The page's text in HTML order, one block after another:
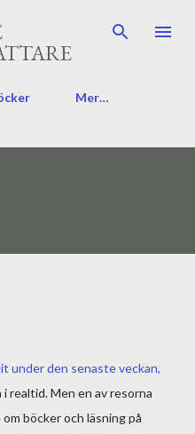
Mer…
under den senaste veckan,
realtid. Men en av resorna
böcker och läsning på